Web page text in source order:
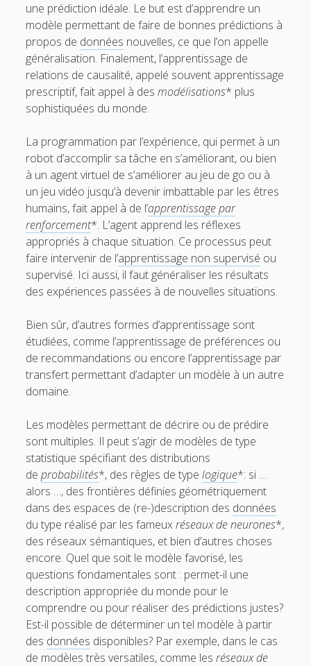
une prédiction idéale. Le but est d’apprendre un
modèle permettant de faire de bonnes prédictions à
propos de données nouvelles, ce que l’on appelle
généralisation. Finalement, l’apprentissage de
relations de causalité, appelé souvent apprentissage
prescriptif, fait appel à desmodélisations* plus
sophistiquées du monde.
La programmation par l’expérience, qui permet à un
robot d’accomplir sa tâche en s’améliorant, ou bien
à un agent virtuel de s’améliorer au jeu de go ou à
un jeu vidéo jusqu’à devenir imbattable par les êtres
humains, fait appel à de l’apprentissage par
renforcement*. L’agent apprend les réflexes
appropriés à chaque situation. Ce processus peut
faire intervenir de l’apprentissage non supervisé ou
supervisé. Ici aussi, il faut généraliser les résultats
des expériences passées à de nouvelles situations.
Bien sûr, d’autres formes d’apprentissage sont
étudiées, comme l’apprentissage de préférences ou
de recommandations ou encore l’apprentissage par
transfert permettant d’adapter un modèle à un autre
domaine.
Les modèles permettant de décrire ou de prédire
sont multiples. Il peut s’agir de modèles de type
statistique spécifiant des distributions
deprobabilités*, des règles de typelogique*: si …
alors …, des frontières définies géométriquement
dans des espaces de (re-)description des données
du type réalisé par les fameuxréseaux de neurones*,
des réseaux sémantiques, et bien d’autres choses
encore. Quel que soit le modèle favorisé, les
questions fondamentales sont : permet-il une
description appropriée du monde pour le
comprendre ou pour réaliser des prédictions justes?
Est-il possible de déterminer un tel modèle à partir
des données disponibles? Par exemple, dans le cas
de modèles très versatiles, comme lesréseaux de